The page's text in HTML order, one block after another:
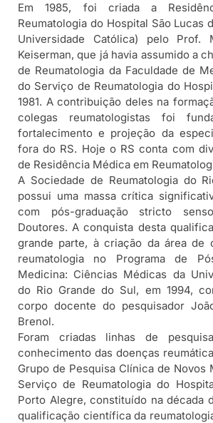
Em 1985, foi criada a
Reumatologia do Hospital São Lucas
Universidade Católica) pelo Prof.
Keiserman, que já havia assumido a
de Reumatologia da Faculdade de
do Serviço de Reumatologia do
1981. A contribuição deles na
colegas reumatologistas foi
fortalecimento e projeção da
fora do RS. Hoje o RS conta com
de Residência Médica em
A Sociedade de Reumatologia do
possui uma massa crítica
com pós-graduação stricto
Doutores. A conquista desta
grande parte, à criação da área de
reumatologia no Programa de
Medicina: Ciências Médicas da
do Rio Grande do Sul, em 1994,
corpo docente do pesquisador
Brenol.
Foram criadas linhas de
conhecimento das doenças
Grupo de Pesquisa Clínica de Novos
Serviço de Reumatologia do
Porto Alegre, constituído na década
qualificação científica da